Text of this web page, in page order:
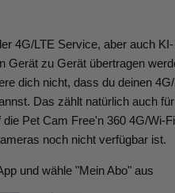
4G/LTE Service, aber auch
Gerät zu Gerät übertragen
dich nicht, dass du deinen
Das zählt natürlich auch
Pet Cam Free'n 360 4G/Wi-
noch nicht verfügbar ist.
und wähle "Mein Abo" aus